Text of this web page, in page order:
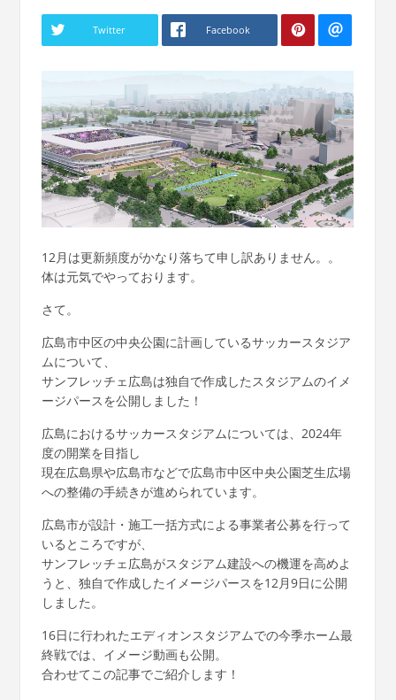
Twitter Facebook
12月は更新頻度がかなり落ちて申し訳ありません。。
体は元気でやっております。
さて。
広島市中区の中央公園に計画しているサッカースタジア
ムについて、
サンフレッチェ広島は独自で作成したスタジアムのイメ
ージパースを公開しました！
広島におけるサッカースタジアムについては、2024年
度の開業を目指し
現在広島県や広島市などで広島市中区中央公園芝生広場
への整備の手続きが進められています。
広島市が設計・施工一括方式による事業者公募を行って
いるところですが、
サンフレッチェ広島がスタジアム建設への機運を高めよ
うと、独自で作成したイメージパースを12月9日に公開
しました。
16日に行われたエディオンスタジアムでの今季ホーム最
終戦では、イメージ動画も公開。
合わせてこの記事でご紹介します！